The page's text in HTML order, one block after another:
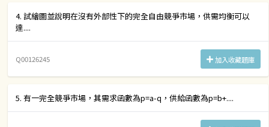
4. 試繪圖並說明在沒有外部性下的完全自由競爭市場，供需均衡可以
達....
Q00126245 加入收藏題庫
5. 有一完全競爭市場，其需求函數為p=a-q，供給函數為p=b+....